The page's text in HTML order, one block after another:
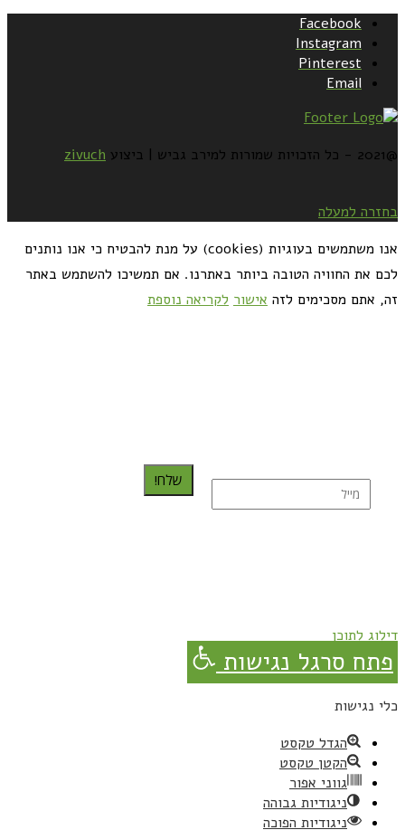
Facebook
Instagram
Pinterest
Email
@2021 - כל הזכויות שמורות למירב גביש | ביצוע zivuch
בחזרה למעלה
אנו משתמשים בעוגיות (cookies) על מנת להבטיח כי אנו נותנים
לכם את החוויה הטובה ביותר באתרנו. אם תמשיכו להשתמש באתר
זה, אתם מסכימים לזה אישור לקריאה נוספת
שלח!
דילוג לתוכן
פתח סרגל נגישות
כלי נגישות
הגדל טקסט
הקטן טקסט
גווני אפור
ניגודיות גבוהה
ניגודיות הפוכה